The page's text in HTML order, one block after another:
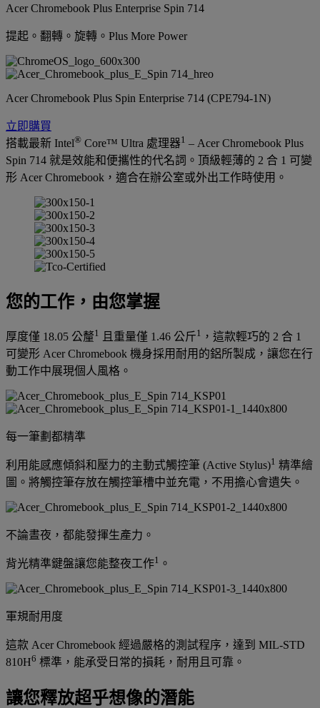
Acer Chromebook Plus Enterprise Spin 714
提起。翻轉。旋轉。Plus More Power
Acer Chromebook Plus Spin Enterprise 714 (CPE794-1N)
立即購買
搭載最新 Intel® Core™ Ultra 處理器1 – Acer Chromebook Plus
Spin 714 就是效能和便攜性的代名詞。頂級輕薄的 2 合 1 可變
形 Acer Chromebook，適合在辦公室或外出工作時使用。
您的工作，由您掌握
厚度僅 18.05 公釐1 且重量僅 1.46 公斤1 ，這款輕巧的 2 合 1
可變形 Acer Chromebook 機身採用耐用的鋁所製成，讓您在行
動工作中展現個人風格。
每一筆劃都精準
利用能感應傾斜和壓力的主動式觸控筆 (Active Stylus)1 精準繪
圖。將觸控筆存放在觸控筆槽中並充電，不用擔心會遺失。
不論晝夜，都能發揮生產力。
背光精準鍵盤讓您能整夜工作1 。
軍規耐用度
這款 Acer Chromebook 經過嚴格的測試程序，達到 MIL-STD
810H6 標準，能承受日常的損耗，耐用且可靠。
讓您釋放超乎想像的潛能